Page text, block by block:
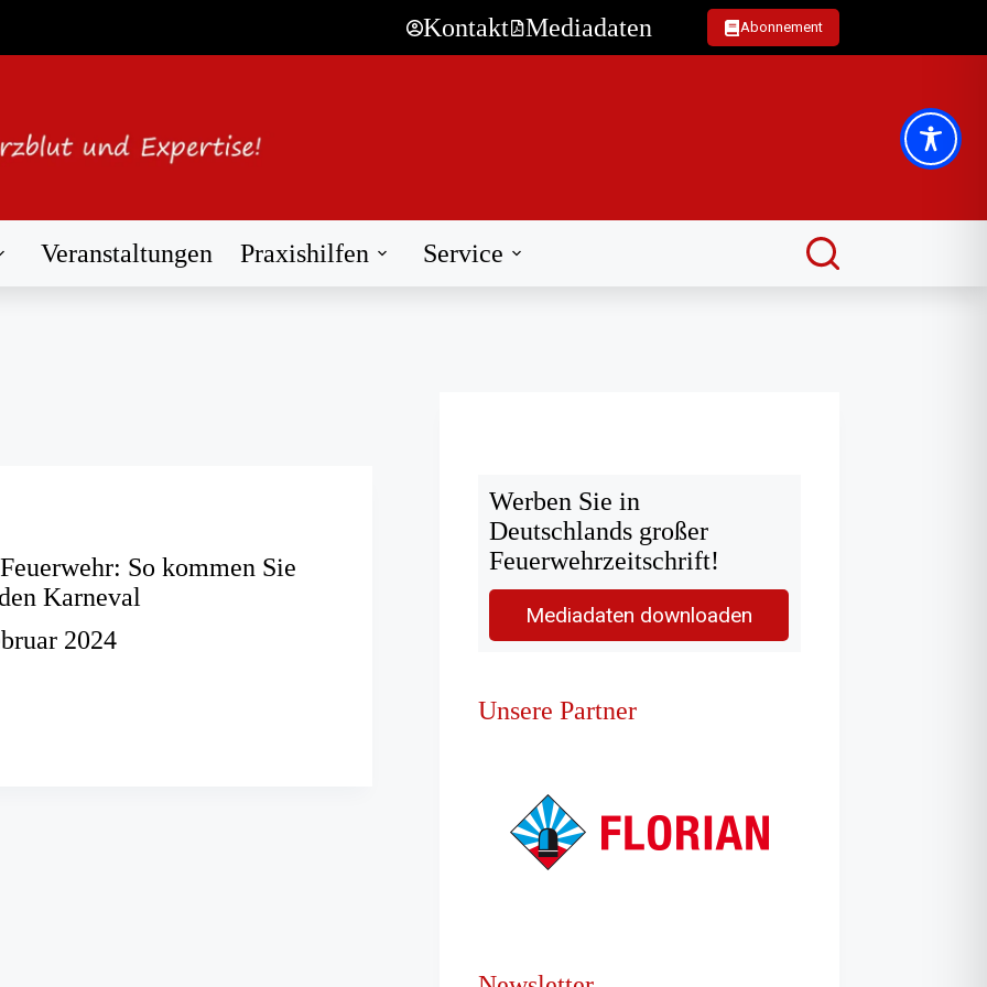
Kontakt Mediadaten Abonnement
Veranstaltungen Praxishilfen Service
So kommen Sie
Karneval
2024
Werben Sie in
Deutschlands großer
Feuerwehrzeitschrift!
Mediadaten downloaden
Unsere Partner